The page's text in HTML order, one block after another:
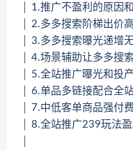
│ 1.推广不盈利的原因
│ 2.多多搜索阶梯出价
│ 3.多多搜索曝光递增
│ 4.场景辅助让多多搜
│ 5.全站推广曝光和投
│ 6.单品多链接配合全
│ 7.中低客单商品强付
│ 8.全站推广239玩法